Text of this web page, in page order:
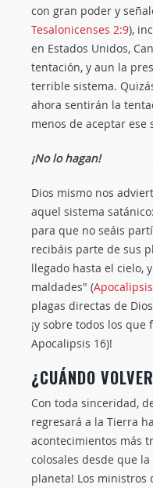
con gran poder y
Tesalonicenses 2:9),
en Estados Unidos,
tentación, y aun la
terrible sistema.
ahora sentirán la
menos de aceptar ese
¡No lo hagan!
Dios mismo nos
aquel sistema
para que no seáis
recibáis parte de sus
llegado hasta el cielo,
maldades" (
plagas directas de
¡y sobre todos los
Apocalipsis 16)!
¿CUÁNDO
Con toda sinceridad,
regresará a la Tierra
acontecimientos más
colosales desde que
planeta! Los ministros